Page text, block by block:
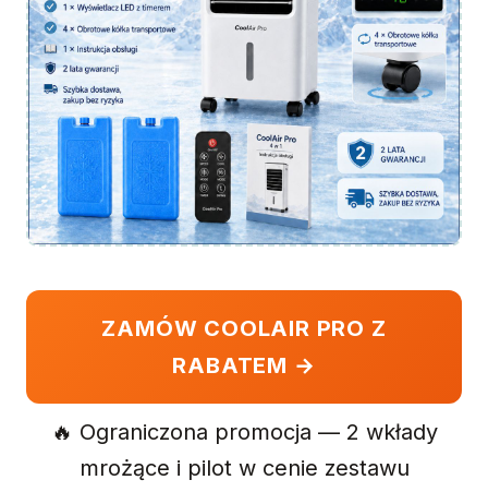
ZAMÓW COOLAIR PRO Z
RABATEM →
🔥 Ograniczona promocja — 2 wkłady
mrożące i pilot w cenie zestawu